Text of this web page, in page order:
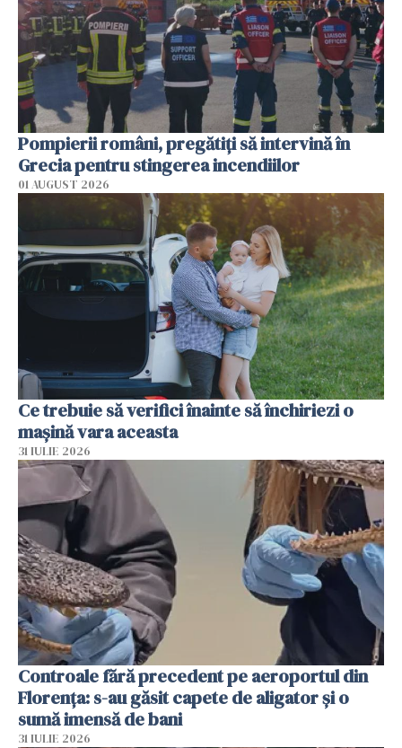
Pompierii români, pregătiţi să intervină în
Grecia pentru stingerea incendiilor
01 AUGUST 2026
Ce trebuie să verifici înainte să închiriezi o
mașină vara aceasta
31 IULIE 2026
Controale fără precedent pe aeroportul din
Florența: s-au găsit capete de aligator și o
sumă imensă de bani
31 IULIE 2026